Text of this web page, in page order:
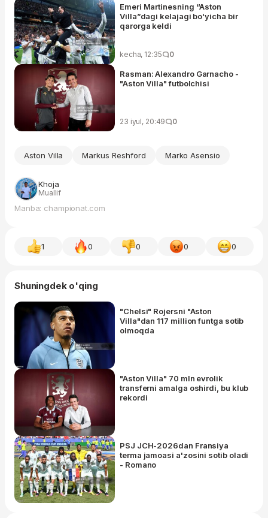
Emeri Martinesning “Aston
Villa”dagi kelajagi bo'yicha bir
qarorga keldi
kecha, 12:35 0
Rasman: Alexandro Garnacho -
"Aston Villa" futbolchisi
23 iyul, 20:49 0
Aston Villa Markus Reshford Marko Asensio
Khoja
Muallif
Manba: championat.com
1 0 0 0 0
Shuningdek o'qing
"Chelsi" Rojersni "Aston
Villa"dan 117 million funtga sotib
olmoqda
"Aston Villa" 70 mln evrolik
transferni amalga oshirdi, bu klub
rekordi
PSJ JCH-2026dan Fransiya
terma jamoasi a'zosini sotib oladi
- Romano